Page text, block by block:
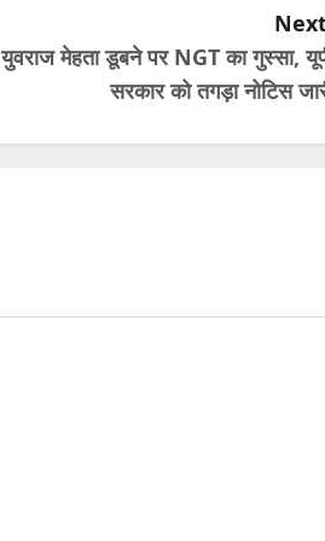
मेहता डूबने पर NGT का गुस्सा,
सरकार को तगड़ा नोटिस